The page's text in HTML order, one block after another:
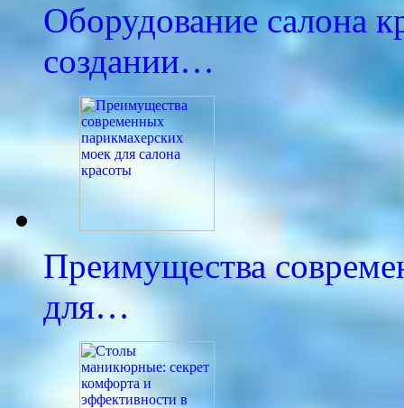
Оборудование салона
создании…
Преимущества
для…